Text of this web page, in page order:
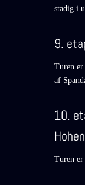
stadig i
9.
Turen
af
10.
Turen er